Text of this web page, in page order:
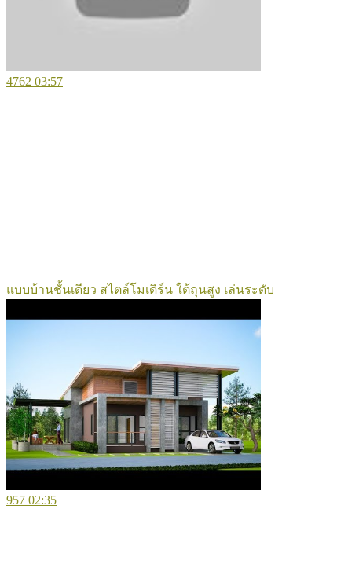
4762 03:57
แบบบ้านชั้นเดียว สไตล์โมเดิร์น ใต้ถุนสูง เล่นระดับ
957 02:35